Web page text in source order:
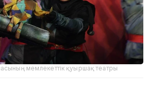
мемлекеттік қуыршақ театры